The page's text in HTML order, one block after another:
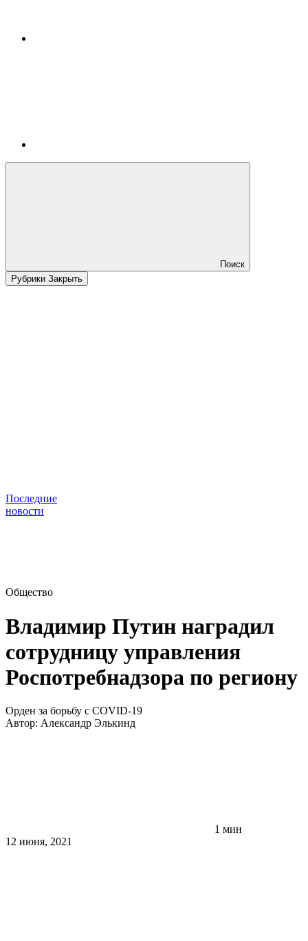
Поиск
Рубрики Закрыть
Последние
новости
Общество
Владимир Путин наградил
сотрудницу управления
Роспотребнадзора по региону
Орден за борьбу с COVID-19
Автор: Александр Элькинд
1 мин
12 июня, 2021